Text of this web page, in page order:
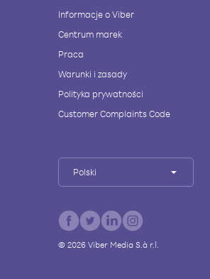
Informacje o Viber
Centrum marek
Praca
Warunki i zasady
Polityka prywatności
Customer Complaints Code
Polski
© 2026Viber Media S.à r.l.